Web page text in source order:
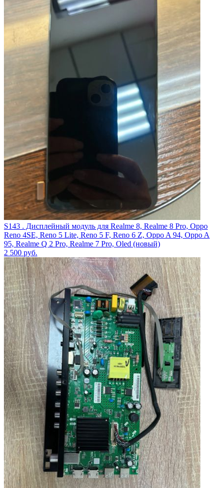
S143 . Дисплейный модуль для Realme 8, Realme 8 Pro, Oppo
Reno 4SE, Reno 5 Lite, Reno 5 F, Reno 6 Z, Oppo A 94, Oppo A
95, Realme Q 2 Pro, Realme 7 Pro, Oled (новый)
2 500 руб.